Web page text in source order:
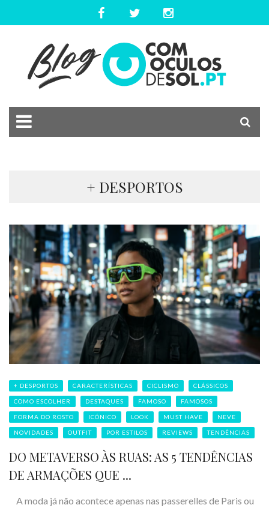
+ DESPORTOS
+ DESPORTOS CARACTERÍSTICAS CICLISMO CLÁSSICOS
COMO ESCOLHER DESTAQUES FAMOSO FAMOSOS
FORMA DO ROSTO ICÓNICO LOOK MUST HAVE NEVE
NOVIDADES OUTFIT POR ESTILOS REVIEWS TENDÊNCIAS
DO METAVERSO ÀS RUAS: AS 5 TENDÊNCIAS
DE ARMAÇÕES QUE ...
A moda já não acontece apenas nas passerelles de Paris ou